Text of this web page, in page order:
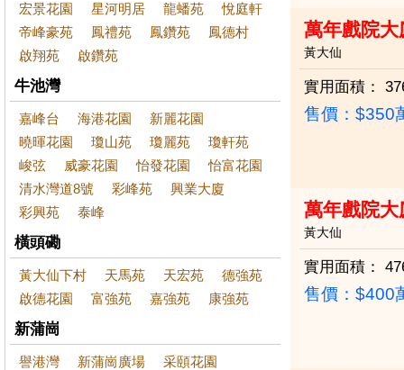
宏景花園 星河明居 龍蟠苑
悅庭軒
帝峰豪苑
鳳禮苑 鳳鑽苑
鳳德村
啟翔苑
啟鑽苑
牛池灣
嘉峰台 海港花園
新麗花園
曉暉花園
瓊山苑 瓊麗苑
瓊軒苑
峻弦
威豪花園 怡發花園
怡富花園
清水灣道8號
彩峰苑
興業大廈
彩興苑
泰峰
橫頭磡
黃大仙下村 天馬苑 天宏苑
德強苑
啟德花園
富強苑 嘉強苑 康強苑
新蒲崗
譽港灣 新蒲崗廣場
采頤花園
萬年戲院
黃大仙
實用面積：
售價： $350
萬年戲院大
黃大仙
實用面積：
售價： $400